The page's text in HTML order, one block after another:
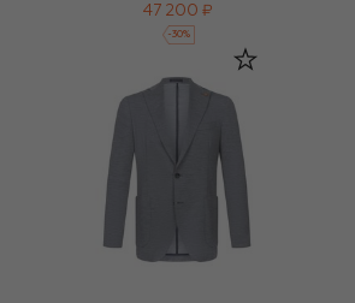
47 200 ₽
-30%